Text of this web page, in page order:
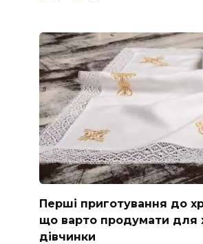
Перші приготування до
що варто продумати для
дівчинки